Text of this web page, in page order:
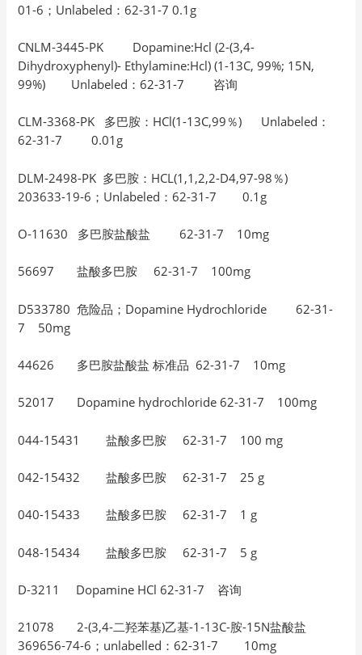
01-6；Unlabeled：62-31-7 0.1g
CNLM-3445-PK Dopamine:Hcl (2-(3,4-
Dihydroxyphenyl)- Ethylamine:Hcl) (1-13C, 99%; 15N,
99%) Unlabeled：62-31-7 咨询
CLM-3368-PK 多巴胺：HCl(1-13C,99％) Unlabeled：
62-31-7 0.01g
DLM-2498-PK 多巴胺：HCL(1,1,2,2-D4,97-98％)
203633-19-6；Unlabeled：62-31-7 0.1g
O-11630 多巴胺盐酸盐 62-31-7 10mg
56697 盐酸多巴胺 62-31-7 100mg
D533780 危险品；Dopamine Hydrochloride 62-31-
7 50mg
44626 多巴胺盐酸盐 标准品 62-31-7 10mg
52017 Dopamine hydrochloride 62-31-7 100mg
044-15431 盐酸多巴胺 62-31-7 100 mg
042-15432 盐酸多巴胺 62-31-7 25 g
040-15433 盐酸多巴胺 62-31-7 1 g
048-15434 盐酸多巴胺 62-31-7 5 g
D-3211 Dopamine HCl 62-31-7 咨询
21078 2-(3,4-二羟苯基)乙基-1-13C-胺-15N盐酸盐
369656-74-6；unlabelled：62-31-7 10mg